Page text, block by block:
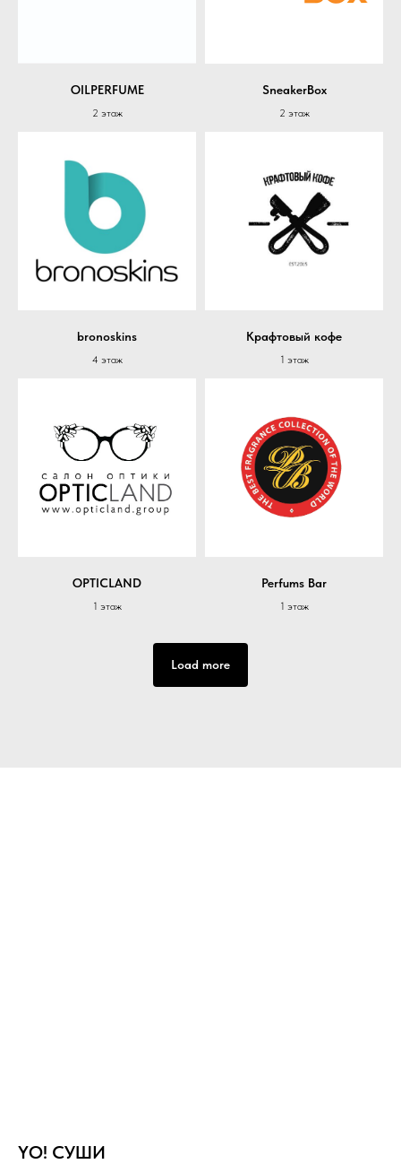
OILPERFUME
2 этаж
SneakerBox
2 этаж
bronoskins
4 этаж
Крафтовый кофе
1 этаж
OPTICLAND
1 этаж
Perfums Bar
1 этаж
Load more
YO! СУШИ